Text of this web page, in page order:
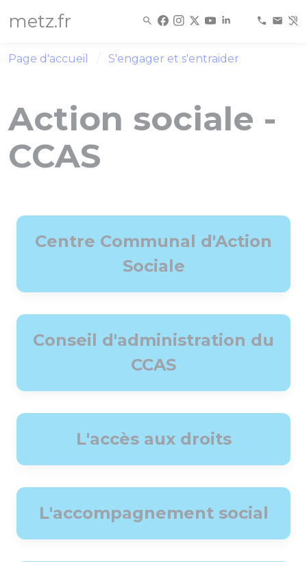
metz.fr
Page d'accueil S'engager et s'entraider
Action sociale -
CCAS
Centre Communal d'Action
Sociale
Conseil d'administration du
CCAS
L'accès aux droits
L'accompagnement social